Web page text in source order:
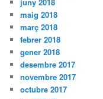
maig 2018
març 2018
febrer 2018
gener 2018
desembre 2017
novembre 2017
octubre 2017